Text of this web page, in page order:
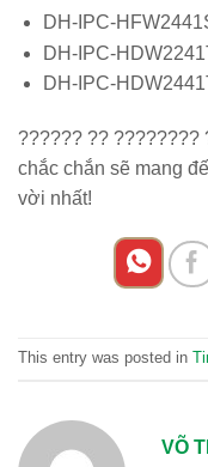
DH-IPC-
DH-IPC-
DH-IPC-
?????? ?? ????????
chắc chắn sẽ mang
vời nhất!
This entry was posted in
VÕ